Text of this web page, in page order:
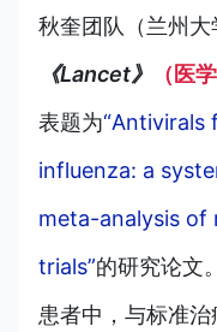
秋奎团队（兰州
《Lancet》
（医
表题为“Antivirals
influenza: a
meta-analysis of
trials”的研究论文
患者中，与标准